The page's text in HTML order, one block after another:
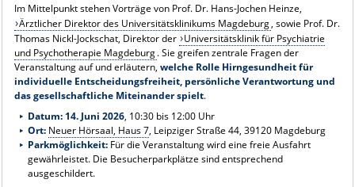
Im Mittelpunkt stehen Vorträge von Prof. Dr. Hans-Jochen Heinze,
Ärztlicher Direktor des Universitätsklinikums Magdeburg, sowie Prof. Dr.
Thomas Nickl-Jockschat, Direktor der Universitätsklinik für Psychiatrie
und Psychotherapie Magdeburg. Sie greifen zentrale Fragen der
Veranstaltung auf und erläutern, welche Rolle Hirngesundheit für
individuelle Entscheidungsfreiheit, persönliche Verantwortung und
das gesellschaftliche Miteinander spielt.
Datum: 14. Juni 2026, 10:30 bis 12:00 Uhr
Ort: Neuer Hörsaal, Haus 7, Leipziger Straße 44, 39120 Magdeburg
Parkmöglichkeit: Für die Veranstaltung wird eine freie Ausfahrt
gewährleistet. Die Besucherparkplätze sind entsprechend
ausgeschildert.